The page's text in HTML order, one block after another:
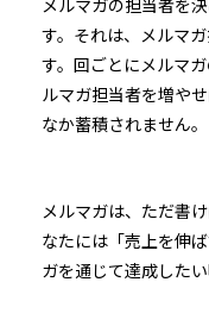
メルマガの担当者を
す。それは、メルマ
す。回ごとにメルマ
ルマガ担当者を増や
なか蓄積されません。
メルマガは、ただ書
なたには「売上を伸
ガを通じて達成した